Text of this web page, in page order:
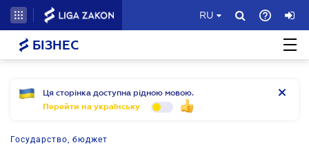
RU
БІЗНЕС
Ця сторінка доступна рідною мовою.
Перейти на українську
Государство, бюджет